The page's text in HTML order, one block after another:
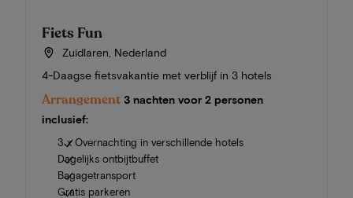
Fiets Fun
Zuidlaren, Nederland
4-Daagse fietsvakantie met verblijf in 3 hotels
Arrangement 3 nachten voor 2 personen
inclusief:
3 x Overnachting in verschillende hotels
Dagelijks ontbijtbuffet
Bagagetransport
Gratis parkeren